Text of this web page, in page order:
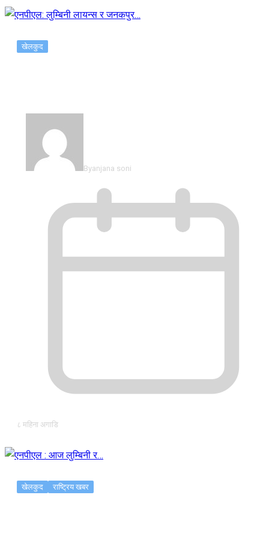
खेलकुद
Byanjana soni
८ महिना अगाडि
खेलकुद राष्ट्रिय खबर